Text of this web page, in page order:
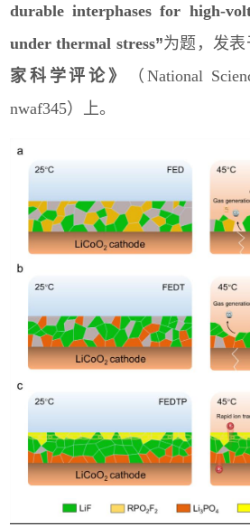
durable interphases for high-
under thermal stress”为题，发表
家科学评论》
（National
nwaf345）上。